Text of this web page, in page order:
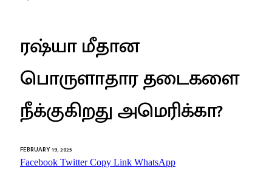
ரஷ்யா மீதான
பொருளாதார தடைகளை
நீக்குகிறது அமெரிக்கா?
FEBRUARY 19, 2025
Facebook Twitter Copy Link WhatsApp